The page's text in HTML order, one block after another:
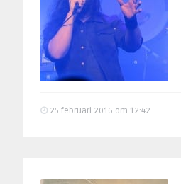
25 februari 2016 om 12:42